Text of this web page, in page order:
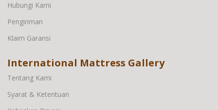
Hubungi Kami
Pengiriman
Klaim Garansi
International Mattress Gallery
Tentang Kami
Syarat & Ketentuan